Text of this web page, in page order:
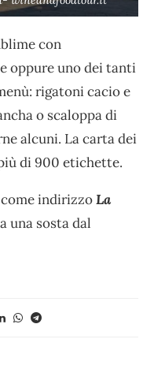
con
oppure uno dei tanti
rigatoni cacio e
o scaloppa di
alcuni. La carta dei
di 900 etichette.
come indirizzoLa
una sosta dal